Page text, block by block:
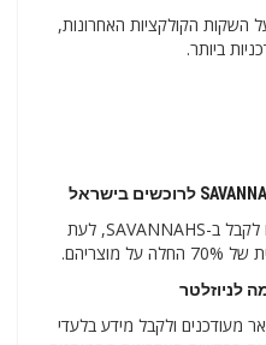
השקות הקולקציות האחרונות,
ביותר.
בין המגוון הרחב של ההנחות שתוכלו לקבל ב-SAVANNAHS, לעת
מעודכנים ולקבל מידע בלעדי